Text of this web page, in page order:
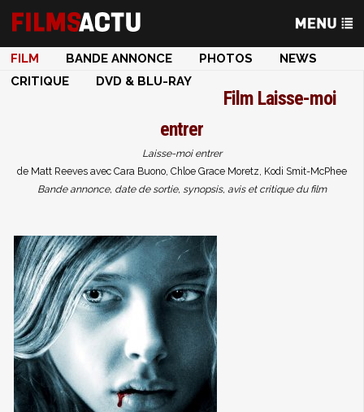
FILM BANDE ANNONCE PHOTOS
NEWS
CRITIQUE
DVD & BLU-RAY
Film Laisse-moi
entrer
Laisse-moi entrer
de Matt Reeves avec Cara Buono, Chloe Grace Moretz, Kodi Smit-McPhee
Bande annonce, date de sortie, synopsis, avis et critique du film